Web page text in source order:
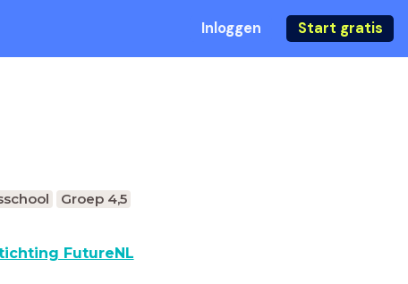
Inloggen Start gratis
Groep 4,5
FutureNL